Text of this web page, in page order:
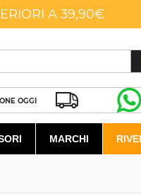
A 39,90€
OGGI
MARCHI